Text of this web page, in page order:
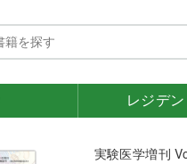
レジデン
実験医学増刊